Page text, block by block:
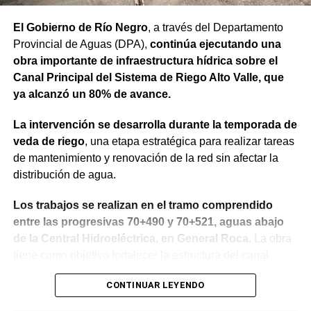
beneficios de estas inversiones”.
Weretilneck estuvo acompañado por los ministros de
Desarrollo Económico y Productivo, Carlos Banacloy; de
Salud, Demetrio Thalasselis y de Hacienda, Gabriel
Provincial de Coordinación y Ejecución del
Financiamiento Externo (UPCEFE), Martín Camiña.
Los proyectos
El programa reúne cinco proyectos estratégicos. En
Guardia Mitre se construirán 85 km de nueva red eléctrica
presurizado y reducirá más de 50% el costo energético
por hectárea.
El Gobierno de Río Negro, a través del Departamento
Provincial de Aguas (DPA), continúa ejecutando una
obra importante de infraestructura hídrica sobre el
Canal Principal del Sistema de Riego Alto Valle, que
ya alcanzó un 80% de avance.
La intervención se desarrolla durante la temporada de
veda de riego, una etapa estratégica para realizar tareas
de mantenimiento y renovación de la red sin afectar la
distribución de agua.
Los trabajos se realizan en el tramo comprendido
entre las progresivas 70+490 y 70+521, aguas abajo
de la Central Hidroeléctrica, en General Roca.
La obra
mediante el recambio de siete losas de hormigón del
revestimiento del talud sobre la margen derecha, la
CONTINUAR LEYENDO